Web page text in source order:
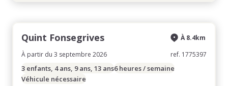
Quint Fonsegrives
À partir du 3 septembre 2026
À 8.4km
ref. 1775397
3 enfants, 4 ans, 9 ans, 13 ans6 heures / semaine
Véhicule nécessaire